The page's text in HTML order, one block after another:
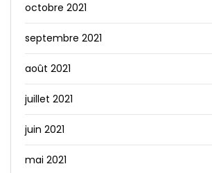
octobre 2021
septembre 2021
août 2021
juillet 2021
juin 2021
mai 2021